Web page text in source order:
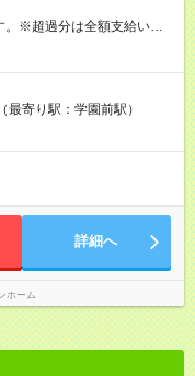
※超過分は全額支給いたし
円／月 みなし残業時
のほかの条件に変更はあ
。
寄り駅：学園前駅）
詳細へ
ホーム